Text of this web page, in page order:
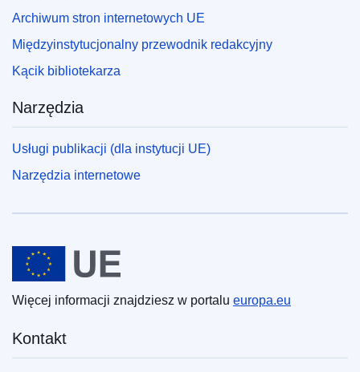
Archiwum stron internetowych UE
Międzyinstytucjonalny przewodnik redakcyjny
Kącik bibliotekarza
Narzędzia
Usługi publikacji (dla instytucji UE)
Narzędzia internetowe
Unia Europejska
Więcej informacji znajdziesz w portalu europa.eu
Kontakt